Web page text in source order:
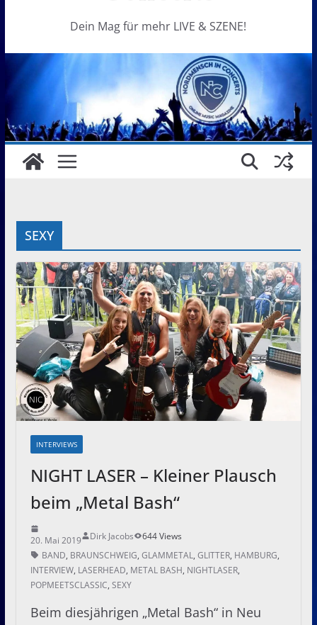
Dein Mag für mehr LIVE & SZENE!
SEXY
INTERVIEWS
NIGHT LASER – Kleiner Plausch
beim „Metal Bash“
20. Mai 2019 Dirk Jacobs
644 Views
BAND, BRAUNSCHWEIG, GLAMMETAL, GLITTER, HAMBURG,
INTERVIEW, LASERHEAD, METAL BASH, NIGHTLASER,
POPMEETSCLASSIC, SEXY
Beim diesjährigen „Metal Bash“ in Neu